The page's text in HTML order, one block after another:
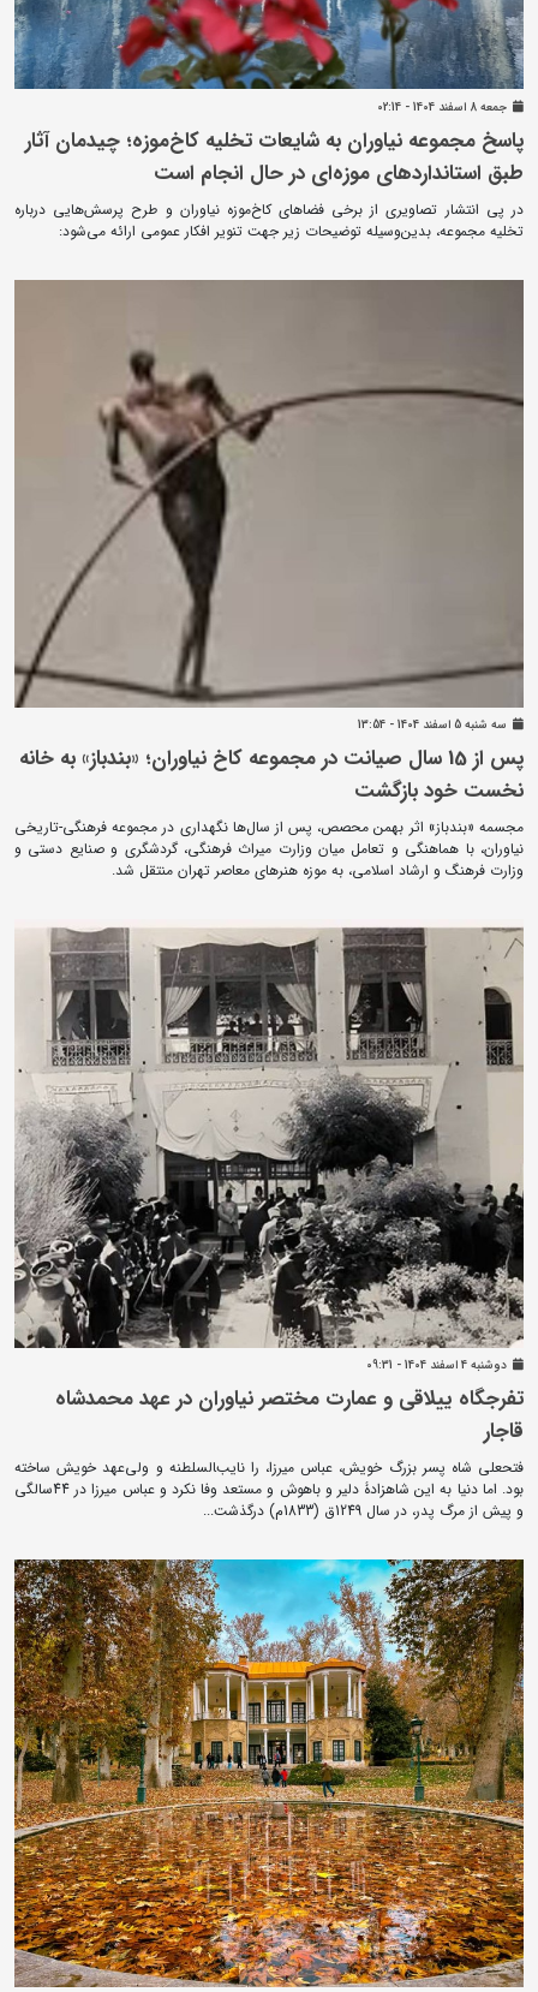
جمعه 8 اسفند 1404 - 02:14
پاسخ مجموعه نیاوران به شایعات تخلیه کاخ‌موزه؛ چیدمان آثار
طبق استانداردهای موزه‌ای در حال انجام است
در پی انتشار تصاویری از برخی فضاهای کاخ‌موزه نیاوران و طرح پرسش‌هایی درباره
تخلیه مجموعه، بدین‌وسیله توضیحات زیر جهت تنویر افکار عمومی ارائه می‌شود:
سه شنبه 5 اسفند 1404 - 13:54
پس از 15 سال صیانت در مجموعه کاخ نیاوران؛ «بندباز» به خانه
نخست خود بازگشت
مجسمه «بندباز» اثر بهمن محصص، پس از سال‌ها نگهداری در مجموعه فرهنگی-تاریخی
نیاوران، با هماهنگی و تعامل میان وزارت میراث ‌فرهنگی، گردشگری و صنایع‌ دستی و
وزارت فرهنگ و ارشاد اسلامی، به موزه هنرهای معاصر تهران منتقل شد.
دوشنبه 4 اسفند 1404 - 09:31
تفرجگاه ییلاقی و عمارت مختصر نیاوران در عهد محمدشاه
قاجار
فتحعلی شاه پسر بزرگ خویش، عباس میرزا، را نایب‌‍السلطنه و ولی‌عهد خویش ساخته
بود. اما دنیا به این شاهزادۀ دلیر و باهوش و مستعد وفا نکرد و عباس میرزا در 44سالگی
و پیش از مرگ پدر، در سال 1249ق (1833م) درگذشت...